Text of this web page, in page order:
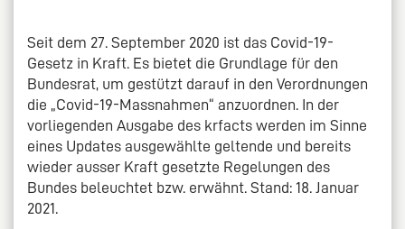
Seit dem 27. September 2020 ist das Covid-19-
Gesetz in Kraft. Es bietet die Grundlage für den
Bundesrat, um gestützt darauf in den Verordnungen
die „Covid-19-Massnahmen“ anzuordnen. In der
vorliegenden Ausgabe des krfacts werden im Sinne
eines Updates ausgewählte geltende und bereits
wieder ausser Kraft gesetzte Regelungen des
Bundes beleuchtet bzw. erwähnt. Stand: 18. Januar
2021.